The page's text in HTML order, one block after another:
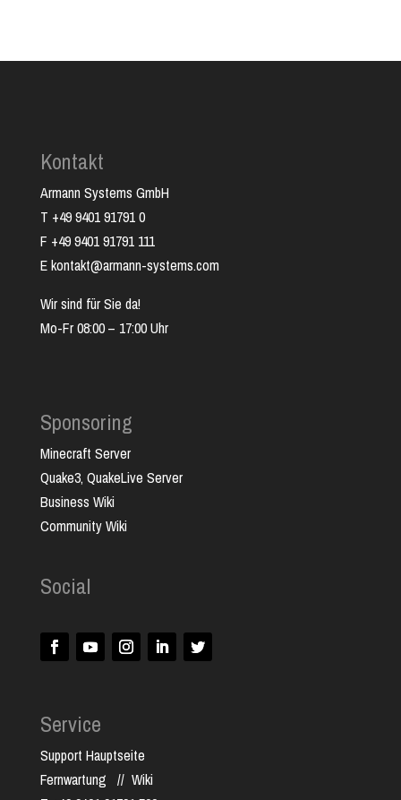
Kontakt
Armann Systems GmbH
T +49 9401 91791 0
F +49 9401 91791 111
E kontakt@armann-systems.com
Wir sind für Sie da!
Mo-Fr 08:00 – 17:00 Uhr
Sponsoring
Minecraft Server
Quake3, QuakeLive Server
Business Wiki
Community Wiki
Social
Service
Support Hauptseite
Fernwartung // Wiki